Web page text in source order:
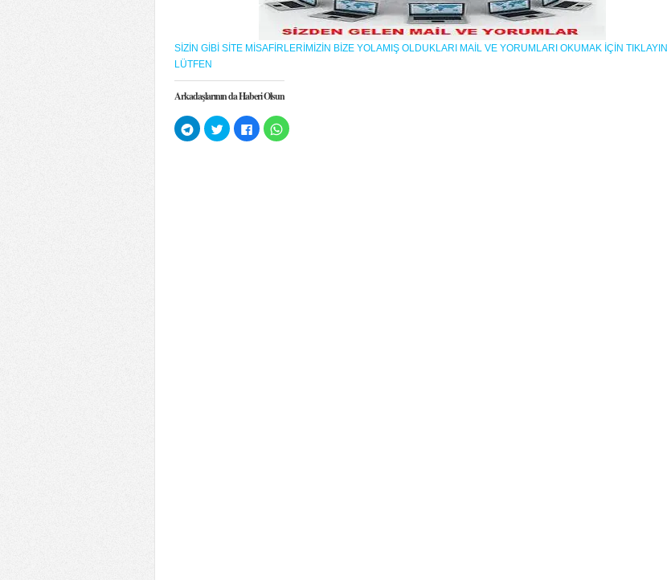
SİZİN GİBİ SİTE MİSAFİRLERİMİZİN BİZE YOLAMIŞ OLDUKLARI MAİL VE YORUMLARI OKUMAK İÇİN TIKLAYIN
LÜTFEN
Arkadaşlarının da Haberi Olsun
Telegram'da
paylaşmak
Twitter
üzerinde
paylaşmak
Facebook'ta
paylaşmak
WhatsApp'ta
paylaşmak